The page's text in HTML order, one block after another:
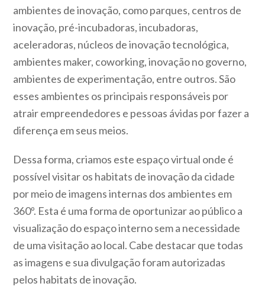
ambientes de inovação, como parques, centros de
inovação, pré-incubadoras, incubadoras,
aceleradoras, núcleos de inovação tecnológica,
ambientes maker, coworking, inovação no governo,
ambientes de experimentação, entre outros. São
esses ambientes os principais responsáveis por
atrair empreendedores e pessoas ávidas por fazer a
diferença em seus meios.
Dessa forma, criamos este espaço virtual onde é
possível visitar os habitats de inovação da cidade
por meio de imagens internas dos ambientes em
360º. Esta é uma forma de oportunizar ao público a
visualização do espaço interno sem a necessidade
de uma visitação ao local. Cabe destacar que todas
as imagens e sua divulgação foram autorizadas
pelos habitats de inovação.